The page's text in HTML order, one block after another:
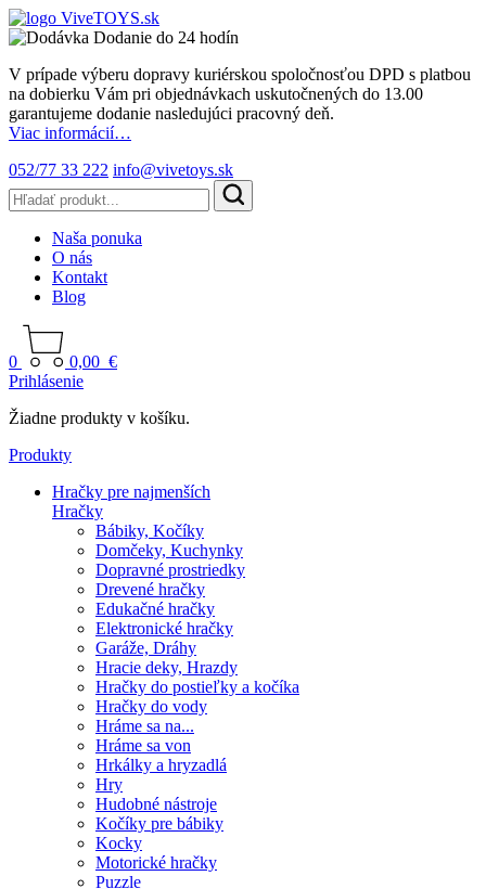
Dodanie do 24 hodín
V prípade výberu dopravy kuriérskou spoločnosťou DPD s platbou
na dobierku Vám pri objednávkach uskutočnených do 13.00
garantujeme dodanie nasledujúci pracovný deň.
Viac informácií…
052/77 33 222 info@vivetoys.sk
Naša ponuka
O nás
Kontakt
Blog
0 0,00 €
Prihlásenie
Žiadne produkty v košíku.
Produkty
Hračky pre najmenších
Hračky
Bábiky, Kočíky
Domčeky, Kuchynky
Dopravné prostriedky
Drevené hračky
Edukačné hračky
Elektronické hračky
Garáže, Dráhy
Hracie deky, Hrazdy
Hračky do postieľky a kočíka
Hračky do vody
Hráme sa na...
Hráme sa von
Hrkálky a hryzadlá
Hry
Hudobné nástroje
Kočíky pre bábiky
Kocky
Motorické hračky
Puzzle